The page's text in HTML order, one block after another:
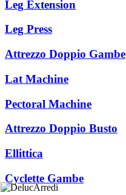
Leg Extension
Leg Press
Attrezzo Doppio Gambe
Lat Machine
Pectoral Machine
Attrezzo Doppio Busto
Ellittica
Cyclette Gambe